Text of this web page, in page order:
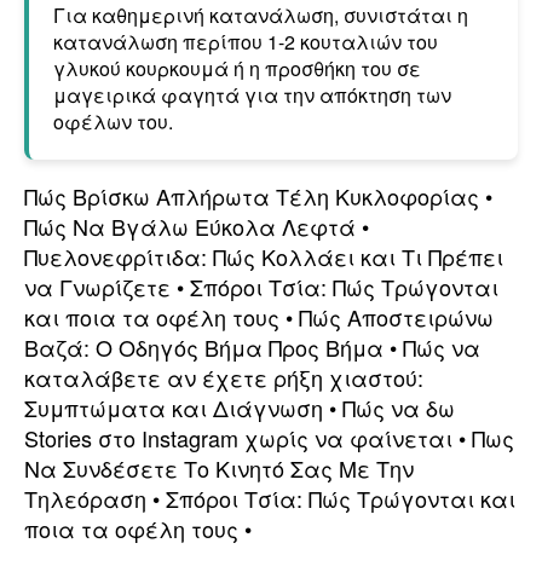
Για καθημερινή κατανάλωση, συνιστάται η
κατανάλωση περίπου 1-2 κουταλιών του
γλυκού κουρκουμά ή η προσθήκη του σε
μαγειρικά φαγητά για την απόκτηση των
οφέλων του.
Πώς Βρίσκω Απλήρωτα Τέλη Κυκλοφορίας •
Πώς Να Βγάλω Εύκολα Λεφτά •
Πυελονεφρίτιδα: Πώς Κολλάει και Τι Πρέπει
να Γνωρίζετε •Σπόροι Τσία: Πώς Τρώγονται
και ποια τα οφέλη τους •Πώς Αποστειρώνω
Βαζά: Ο Οδηγός Βήμα Προς Βήμα •Πώς να
καταλάβετε αν έχετε ρήξη χιαστού:
Συμπτώματα και Διάγνωση •Πώς να δω
Stories στο Instagram χωρίς να φαίνεται •Πως
Να Συνδέσετε Το Κινητό Σας Με Την
Τηλεόραση •Σπόροι Τσία: Πώς Τρώγονται και
ποια τα οφέλη τους •